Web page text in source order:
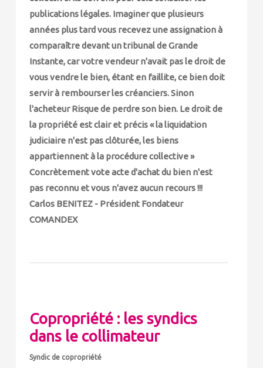
publications légales. Imaginer que plusieurs
années plus tard vous recevez une assignation à
comparaître devant un tribunal de Grande
Instante, car votre vendeur n'avait pas le droit de
vous vendre le bien, étant en faillite, ce bien doit
servir à rembourser les créanciers. Sinon
l'acheteur Risque de perdre son bien. Le droit de
la propriété est clair et précis « la liquidation
judiciaire n'est pas clôturée, les biens
appartiennent à la procédure collective »
Concrètement vote acte d'achat du bien n'est
pas reconnu et vous n'avez aucun recours !!!
Carlos BENITEZ - Président Fondateur
COMANDEX
Copropriété : les syndics
dans le collimateur
Syndic de copropriété